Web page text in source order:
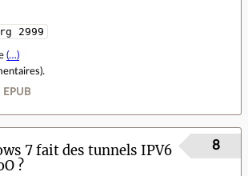
2999
(…)
).
EPUB
7 fait des tunnels IPV6
?
8